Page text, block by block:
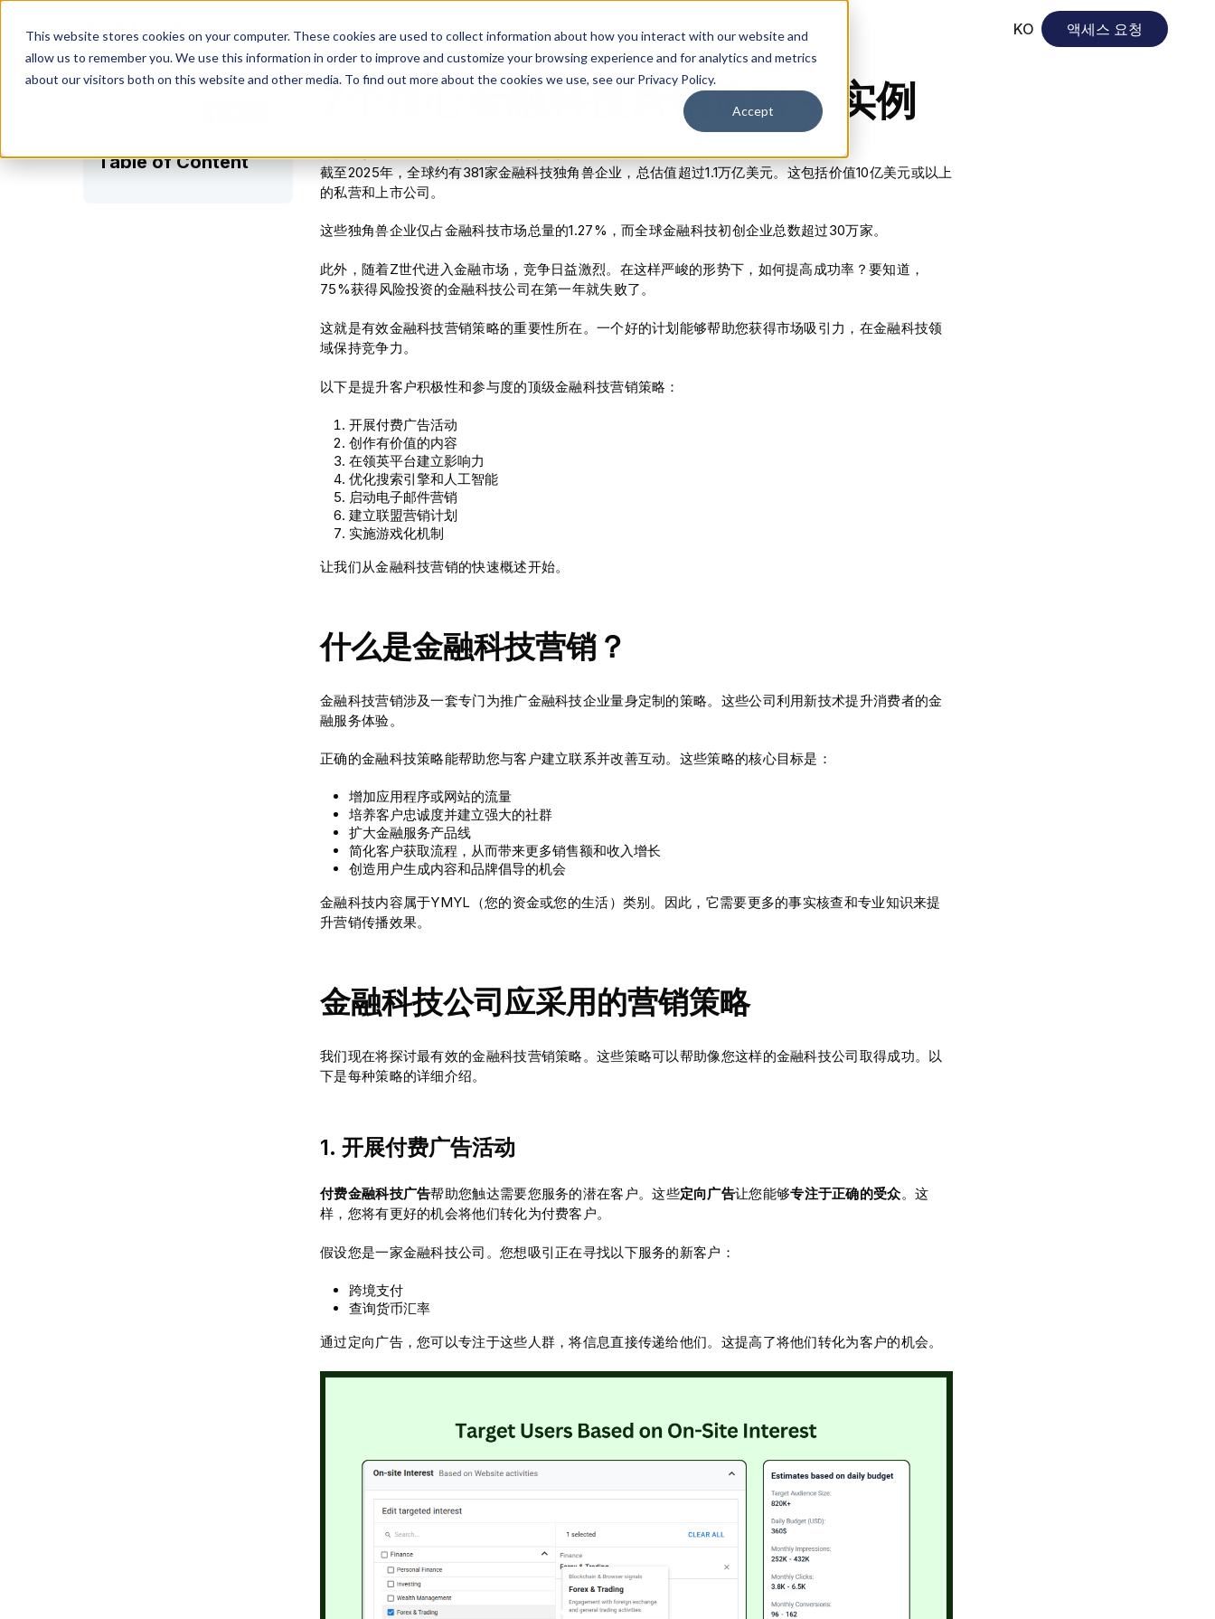
This website stores cookies on your computer. These cookies are used to collect information about how you interact with our website and
allow us to remember you. We use this information in order to improve and customize your browsing experience and for analytics and metrics
about our visitors both on this website and other media. To find out more about the cookies we use, see our Privacy Policy.
Accept
솔루션 플랫폼 리소스 KO 액세스 요청
Table of Content
7个核心金融科技营销策略 + 实例
截至2025年，全球约有381家金融科技独角兽企业，总估值超过1.1万亿美元。这包括价值10亿美元或以上
的私营和上市公司。
这些独角兽企业仅占金融科技市场总量的1.27%，而全球金融科技初创企业总数超过30万家。
此外，随着Z世代进入金融市场，竞争日益激烈。在这样严峻的形势下，如何提高成功率？要知道，
75%获得风险投资的金融科技公司在第一年就失败了。
这就是有效金融科技营销策略的重要性所在。一个好的计划能够帮助您获得市场吸引力，在金融科技领
域保持竞争力。
以下是提升客户积极性和参与度的顶级金融科技营销策略：
开展付费广告活动
创作有价值的内容
在领英平台建立影响力
优化搜索引擎和人工智能
启动电子邮件营销
建立联盟营销计划
实施游戏化机制
让我们从金融科技营销的快速概述开始。
什么是金融科技营销？
金融科技营销涉及一套专门为推广金融科技企业量身定制的策略。这些公司利用新技术提升消费者的金
融服务体验。
正确的金融科技策略能帮助您与客户建立联系并改善互动。这些策略的核心目标是：
增加应用程序或网站的流量
培养客户忠诚度并建立强大的社群
扩大金融服务产品线
简化客户获取流程，从而带来更多销售额和收入增长
创造用户生成内容和品牌倡导的机会
金融科技内容属于YMYL（您的资金或您的生活）类别。因此，它需要更多的事实核查和专业知识来提
升营销传播效果。
金融科技公司应采用的营销策略
我们现在将探讨最有效的金融科技营销策略。这些策略可以帮助像您这样的金融科技公司取得成功。以
下是每种策略的详细介绍。
1. 开展付费广告活动
付费金融科技广告帮助您触达需要您服务的潜在客户。这些定向广告让您能够专注于正确的受众。这
样，您将有更好的机会将他们转化为付费客户。
假设您是一家金融科技公司。您想吸引正在寻找以下服务的新客户：
跨境支付
查询货币汇率
通过定向广告，您可以专注于这些人群，将信息直接传递给他们。这提高了将他们转化为客户的机会。